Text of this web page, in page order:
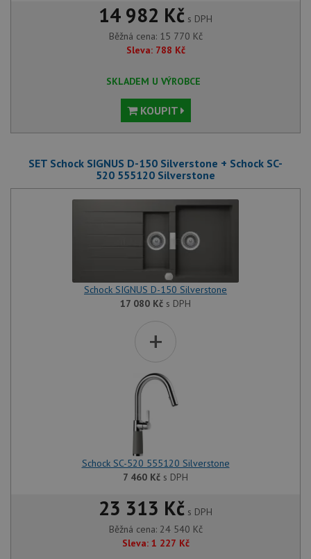
14 982 Kč s DPH
Běžná cena: 15 770 Kč
Sleva: 788 Kč
SKLADEM U VÝROBCE
KOUPIT
SET Schock SIGNUS D-150 Silverstone + Schock SC-
520 555120 Silverstone
Schock SIGNUS D-150 Silverstone
17 080 Kč s DPH
+
Schock SC-520 555120 Silverstone
7 460 Kč s DPH
23 313 Kč s DPH
Běžná cena: 24 540 Kč
Sleva: 1 227 Kč